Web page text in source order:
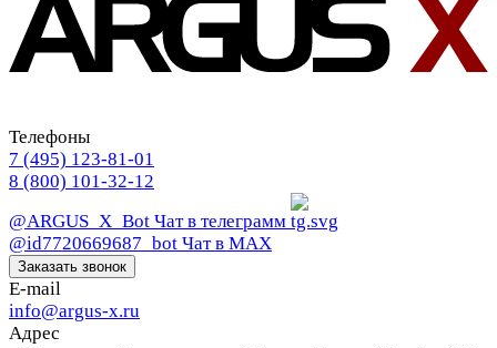
Телефоны
7 (495) 123-81-01
8 (800) 101-32-12
@ARGUS_X_Bot Чат в телеграмм
@id7720669687_bot Чат в МАХ
Заказать звонок
E-mail
info@argus-x.ru
Адрес